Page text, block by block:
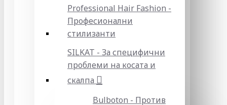
Professional Hair Fashion -
Професионални
стилизанти
SILKAT - За специфични
проблеми на косата и
скалпа
Bulboton - Против